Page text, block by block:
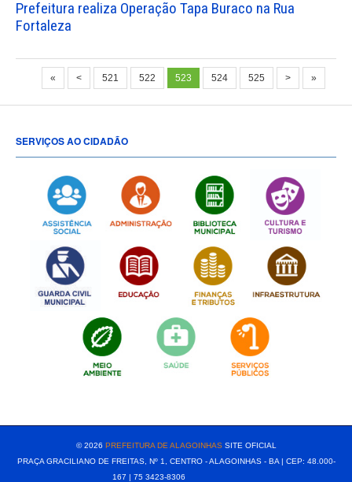
Prefeitura realiza Operação Tapa Buraco na Rua
Fortaleza
« < 521 522 523 524 525 > »
SERVIÇOS AO CIDADÃO
© 2026 PREFEITURA DE ALAGOINHASSITE OFICIAL
PRAÇA GRACILIANO DE FREITAS, Nº 1, CENTRO - ALAGOINHAS - BA | CEP: 48.000-
167 | 75 3423-8306⠀⠀⠀⠀⠀⠀⠀⠀⠀⠀